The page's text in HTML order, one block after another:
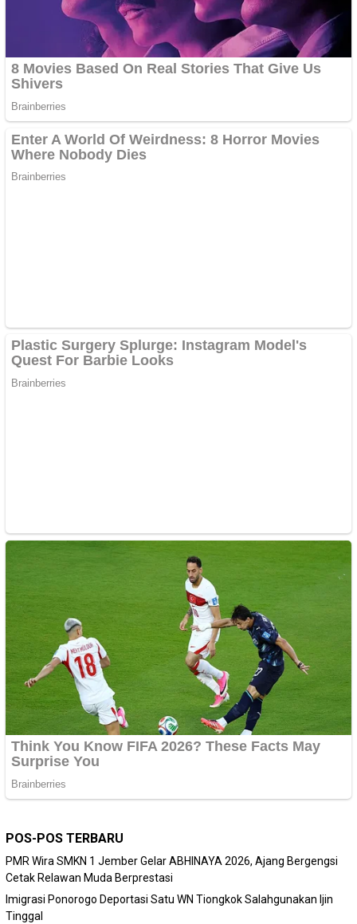
POS-POS TERBARU
PMR Wira SMKN 1 Jember Gelar ABHINAYA 2026, Ajang Bergengsi
Cetak Relawan Muda Berprestasi
Imigrasi Ponorogo Deportasi Satu WN Tiongkok Salahgunakan Ijin
Tinggal